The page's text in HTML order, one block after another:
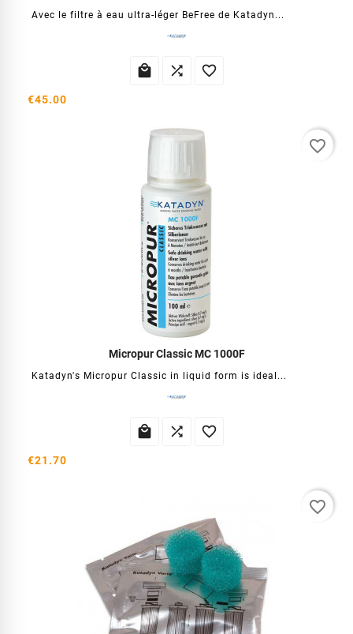
Avec le filtre à eau ultra-léger BeFree de Katadyn...
  
€45.00
Micropur Classic MC 1000F
Katadyn's Micropur Classic in liquid form is ideal...
  
€21.70
favorite_border
favorite_border